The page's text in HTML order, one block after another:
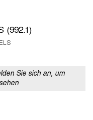
(992.1)
Sie sich an, um